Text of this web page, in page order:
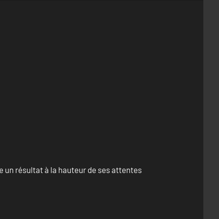
résultat à la hauteur de ses attentes